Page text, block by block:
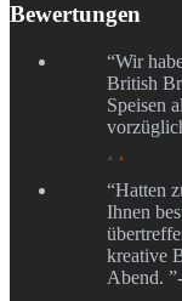
Bewertungen
“Wir
British
Speisen
“Hatten
Ihnen
kreative
Abend. ”